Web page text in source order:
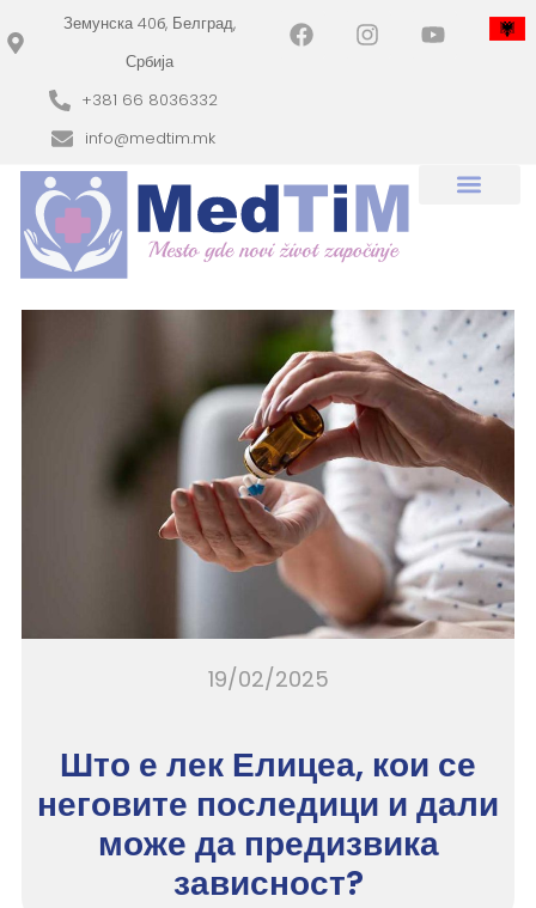
Земунска 40б, Белград,
Србија
+381 66 8036332
info@medtim.mk
19/02/2025
Што е лек Елицеа, кои се
неговите последици и дали
може да предизвика
зависност?